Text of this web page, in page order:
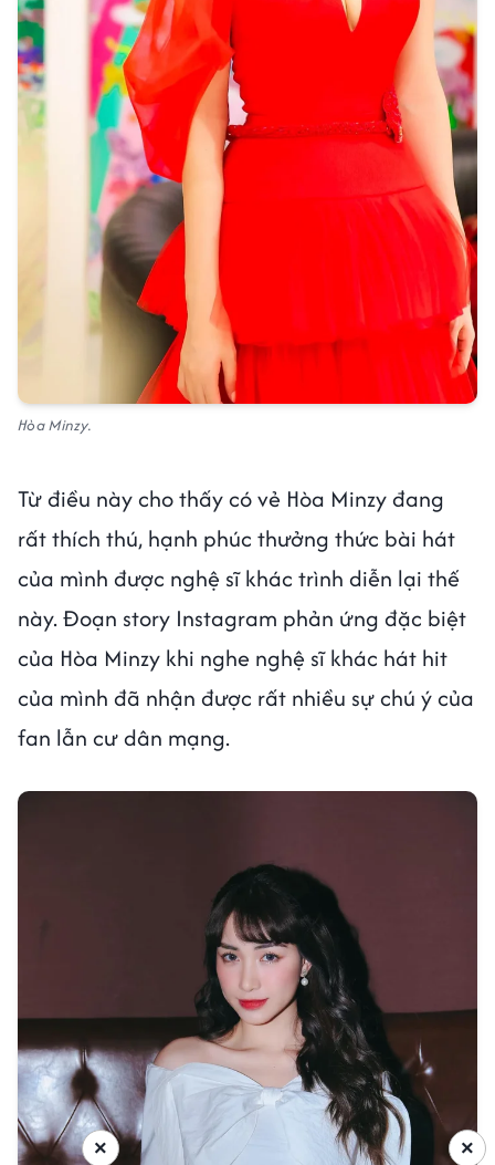
Hòa Minzy.
Từ điều này cho thấy có vẻ Hòa Minzy đang
rất thích thú, hạnh phúc thưởng thức bài hát
của mình được nghệ sĩ khác trình diễn lại thế
này. Đoạn story Instagram phản ứng đặc biệt
của Hòa Minzy khi nghe nghệ sĩ khác hát hit
của mình đã nhận được rất nhiều sự chú ý của
fan lẫn cư dân mạng.
×
×